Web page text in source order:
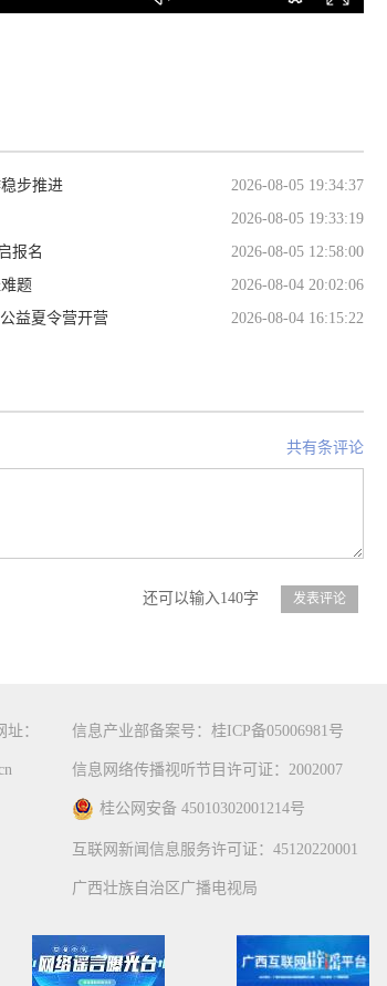
步推进
2026-08-05 19:34:37
2026-08-05 19:33:19
报名
2026-08-05 12:58:00
题
2026-08-04 20:02:06
益夏令营开营 2026-08-04 16:15:22
共有条评论
还可以输入140字
： 信息产业部备案号：桂ICP备05006981号
信息网络传播视听节目许可证：2002007
桂公网安备 45010302001214号
互联网新闻信息服务许可证：45120220001
广西壮族自治区广播电视局